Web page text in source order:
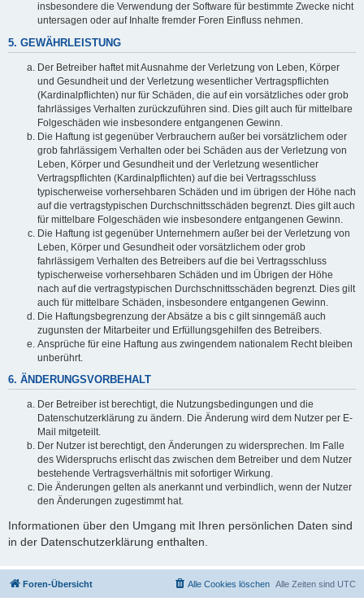
insbesondere die Verwendung der Software für bestimmte Zwecke nicht
untersagen oder auf Inhalte fremder Foren Einfluss nehmen.
5. GEWÄHRLEISTUNG
Der Betreiber haftet mit Ausnahme der Verletzung von Leben, Körper
und Gesundheit und der Verletzung wesentlicher Vertragspflichten
(Kardinalpflichten) nur für Schäden, die auf ein vorsätzliches oder grob
fahrlässiges Verhalten zurückzuführen sind. Dies gilt auch für mittelbare
Folgeschäden wie insbesondere entgangenen Gewinn.
Die Haftung ist gegenüber Verbrauchern außer bei vorsätzlichem oder
grob fahrlässigem Verhalten oder bei Schäden aus der Verletzung von
Leben, Körper und Gesundheit und der Verletzung wesentlicher
Vertragspflichten (Kardinalpflichten) auf die bei Vertragsschluss
typischerweise vorhersehbaren Schäden und im übrigen der Höhe nach
auf die vertragstypischen Durchschnittsschäden begrenzt. Dies gilt auch
für mittelbare Folgeschäden wie insbesondere entgangenen Gewinn.
Die Haftung ist gegenüber Unternehmern außer bei der Verletzung von
Leben, Körper und Gesundheit oder vorsätzlichem oder grob
fahrlässigem Verhalten des Betreibers auf die bei Vertragsschluss
typischerweise vorhersehbaren Schäden und im Übrigen der Höhe
nach auf die vertragstypischen Durchschnittsschäden begrenzt. Dies gilt
auch für mittelbare Schäden, insbesondere entgangenen Gewinn.
Die Haftungsbegrenzung der Absätze a bis c gilt sinngemäß auch
zugunsten der Mitarbeiter und Erfüllungsgehilfen des Betreibers.
Ansprüche für eine Haftung aus zwingendem nationalem Recht bleiben
unberührt.
6. ÄNDERUNGSVORBEHALT
Der Betreiber ist berechtigt, die Nutzungsbedingungen und die
Datenschutzerklärung zu ändern. Die Änderung wird dem Nutzer per E-
Mail mitgeteilt.
Der Nutzer ist berechtigt, den Änderungen zu widersprechen. Im Falle
des Widerspruchs erlischt das zwischen dem Betreiber und dem Nutzer
bestehende Vertragsverhältnis mit sofortiger Wirkung.
Die Änderungen gelten als anerkannt und verbindlich, wenn der Nutzer
den Änderungen zugestimmt hat.
Informationen über den Umgang mit Ihren persönlichen Daten sind
in der Datenschutzerklärung enthalten.
Foren-Übersicht Alle Zeiten sind UTC
Alle Cookies löschen